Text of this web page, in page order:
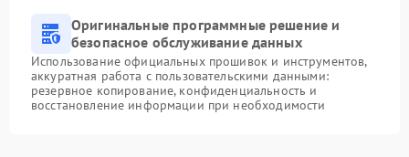
Оригинальные программные решение и
безопасное обслуживание данных
Использование официальных прошивок и инструментов,
аккуратная работа с пользовательскими данными:
резервное копирование, конфиденциальность и
восстановление информации при необходимости